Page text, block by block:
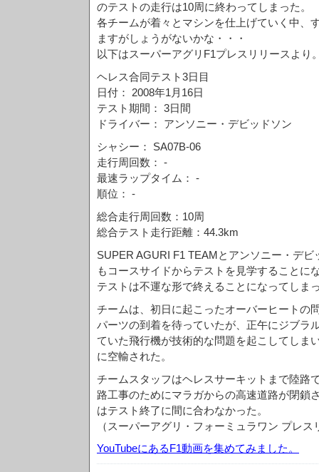
のテストの走行は10周に終わってしまった。
各チームが着々とマシンを仕上げていく中、
ますがしょうがないかな・・・
以下はスーパーアグリF1プレスリリースより
ヘレス合同テスト3日目
日付： 2008年1月16日
テスト期間： 3日間
ドライバー： アンソニー・デビッドソン
シャシー： SA07B-06
走行周回数： -
最速ラップタイム： -
順位： -
総合走行周回数：10周
総合テスト走行距離：44.3km
SUPER AGURI F1 TEAMとアンソニー・デ
もコースサイドからテストを見学することに
テストは不運な形で終えることになってしま
チームは、初日に起こったオーバーヒートの
パーツの到着を待っていたが、正午にジブラ
ていた飛行機が技術的な問題を起こしてしま
に空輸された。
チームスタッフはヘレスサーキットまで陸路
路工事のためにマラガからの高速道路が閉鎖
はテスト終了に間に合わなかった。
（スーパーアグリ・フォーミュラワン プレス
YouTubeにあるF1動画を集めてみました。